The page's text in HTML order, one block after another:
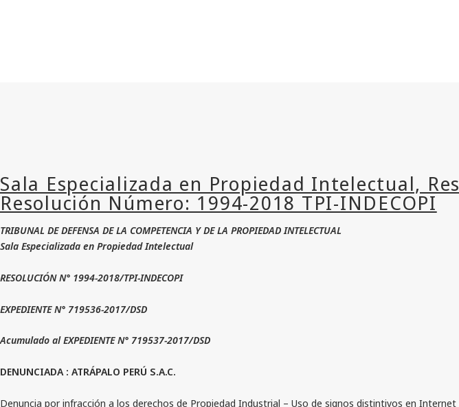
TRIBUNAL DE DEFENSA DE LA COMPETENCIA Y DE LA PROPIEDAD INTELECTUAL
Sala Especializada en Propiedad Intelectual
RESOLUCIÓN N° 1994-2018/TPI-INDECOPI
EXPEDIENTE N° 719536-2017/DSD
Acumulado al EXPEDIENTE N° 719537-2017/DSD
DENUNCIADA : ATRÁPALO PERÚ S.A.C.
Denuncia por infracción a los derechos de Propiedad Industrial – Uso de signos distintivos en